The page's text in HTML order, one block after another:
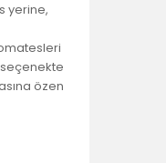
yerine,
özen